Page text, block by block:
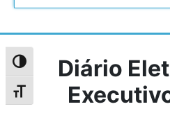
Alternar alto contraste
Alternar tamanho da fonte
Diário